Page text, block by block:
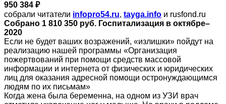
950 384 ₽
собрали читатели infopro54.ru, tayga.info и rusfond.ru
Собрано 1 810 350 руб. Госпитализация в октябре–
2020
Если не будет ваших возражений, «излишки» пойдут на
реализацию нашей программы «Организация
пожертвований при помощи средств массовой
информации и интернета от физических и юридических
лиц для оказания адресной помощи остронуждающимся
людям по их письмам»
Когда жена была беременна, на одном из УЗИ врач